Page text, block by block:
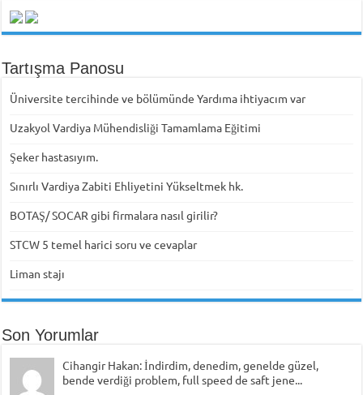
Tartışma Panosu
Üniversite tercihinde ve bölümünde Yardıma ihtiyacım var
Uzakyol Vardiya Mühendisliği Tamamlama Eğitimi
Şeker hastasıyım.
Sınırlı Vardiya Zabiti Ehliyetini Yükseltmek hk.
BOTAŞ/ SOCAR gibi firmalara nasıl girilir?
STCW 5 temel harici soru ve cevaplar
Liman stajı
Son Yorumlar
Cihangir Hakan: İndirdim, denedim, genelde güzel,
bende verdiği problem, full speed de saft jene...